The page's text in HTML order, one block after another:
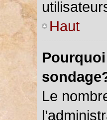
Haut
Le